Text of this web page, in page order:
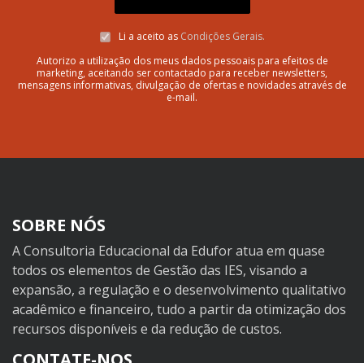
Li a aceito as Condições Gerais.
Autorizo a utilização dos meus dados pessoais para efeitos de
marketing, aceitando ser contactado para receber newsletters,
mensagens informativas, divulgação de ofertas e novidades através de
e-mail.
SOBRE NÓS
A Consultoria Educacional da Edufor atua em quase
todos os elementos de Gestão das IES, visando a
expansão, a regulação e o desenvolvimento qualitativo
acadêmico e financeiro, tudo a partir da otimização dos
recursos disponíveis e da redução de custos.